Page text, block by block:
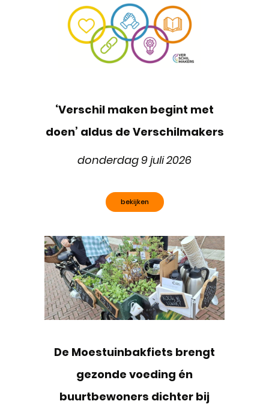
‘Verschil maken begint met
doen’ aldus de Verschilmakers
donderdag 9 juli 2026
bekijken
De Moestuinbakfiets brengt
gezonde voeding én
buurtbewoners dichter bij